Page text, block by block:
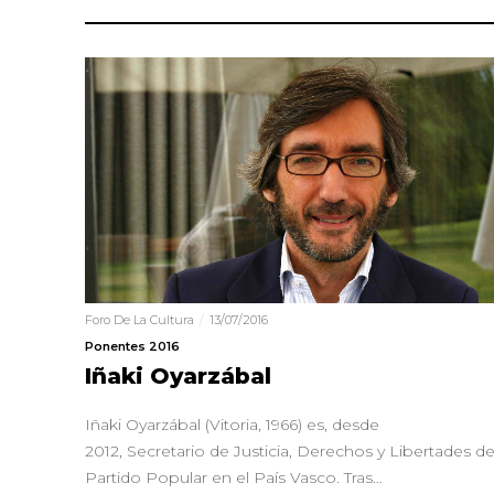
Foro De La Cultura
13/07/2016
Ponentes 2016
Iñaki Oyarzábal
Iñaki Oyarzábal (Vitoria, 1966) es, desde
2012, Secretario de Justicia, Derechos y Libertades
Partido Popular en el País Vasco. Tras…